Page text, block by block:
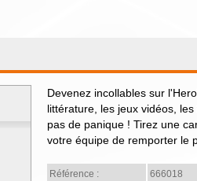
Devenez incollables sur
littérature, les jeux vidéos,
pas de panique ! Tirez une
votre équipe de remporter le
Référence :
666018